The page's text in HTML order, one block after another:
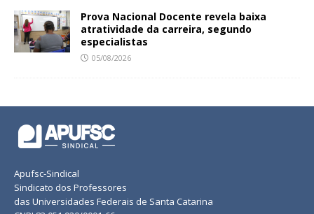
Prova Nacional Docente revela baixa
atratividade da carreira, segundo
especialistas
05/08/2026
Apufsc-Sindical
Sindicato dos Professores
das Universidades Federais de Santa Catarina